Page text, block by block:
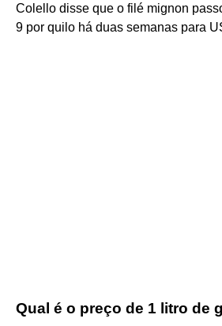
Colello disse que o filé mignon
9 por quilo há duas semanas para
Qual é o preço de 1 litro de